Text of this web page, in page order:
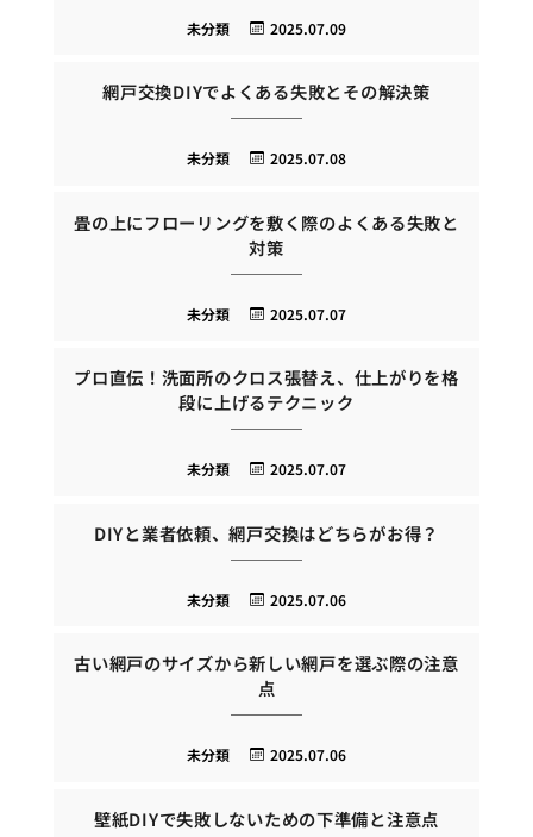
2025.07.09
未分類
網戸交換DIYでよくある失敗とその解決策
2025.07.08
未分類
畳の上にフローリングを敷く際のよくある失敗と
対策
2025.07.07
未分類
プロ直伝！洗面所のクロス張替え、仕上がりを格
段に上げるテクニック
2025.07.07
未分類
DIYと業者依頼、網戸交換はどちらがお得？
2025.07.06
未分類
古い網戸のサイズから新しい網戸を選ぶ際の注意
点
2025.07.06
未分類
壁紙DIYで失敗しないための下準備と注意点